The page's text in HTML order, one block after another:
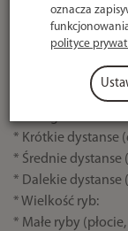
Dobór szczytówki
* Uciąg wody:
* Wody stojące:
* Lekki nurt:
* Silny nurt:
* Krótkie dystanse
* Średnie dystanse
* Dalekie dystanse
* Wielkość ryb:
* Małe ryby
oznacza
polityce